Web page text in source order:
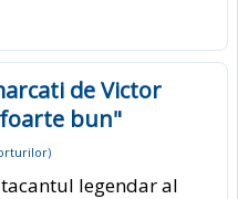
de Victor
bun"
)
legendar al